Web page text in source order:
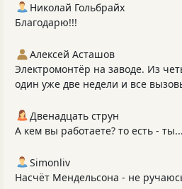
Николай Гольбрайх
Благодарю!!!
Алексей Асташов
Электромонтёр на заводе. Из
один уже две недели и все
Двенадцать струн
А кем вы работаете? то есть - ты...
Simonliv
Насчёт Мендельсона - не